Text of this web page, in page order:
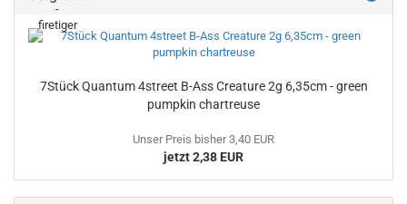
7Stück Quantum 4street B-Ass Creature 2g 6,35cm - green
pumpkin chartreuse
Unser Preis bisher 3,40 EUR
jetzt 2,38 EUR